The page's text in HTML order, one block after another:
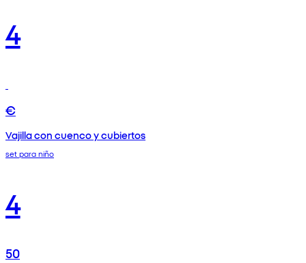
4
€
Vajilla con cuenco y cubiertos
set para niño
4
50